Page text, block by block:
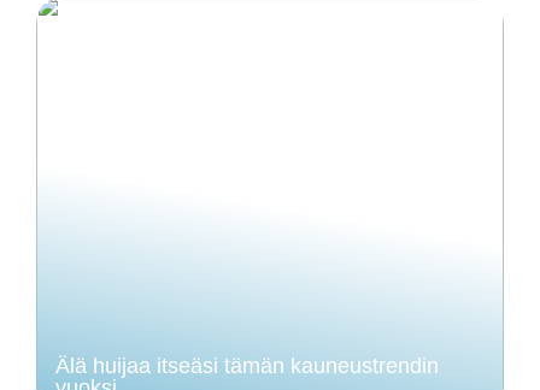
Älä huijaa itseäsi tämän kauneustrendin